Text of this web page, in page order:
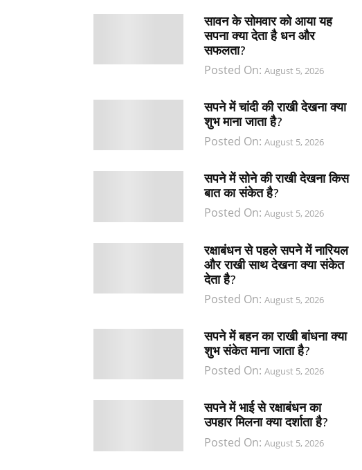
सावन के सोमवार को आया यह
सपना क्या देता है धन और
सफलता?
Posted On:August 5, 2026
सपने में चांदी की राखी देखना क्या
शुभ माना जाता है?
Posted On:August 5, 2026
सपने में सोने की राखी देखना किस
बात का संकेत है?
Posted On:August 5, 2026
रक्षाबंधन से पहले सपने में नारियल
और राखी साथ देखना क्या संकेत
देता है?
Posted On:August 5, 2026
सपने में बहन का राखी बांधना क्या
शुभ संकेत माना जाता है?
Posted On:August 5, 2026
सपने में भाई से रक्षाबंधन का
उपहार मिलना क्या दर्शाता है?
Posted On:August 5, 2026